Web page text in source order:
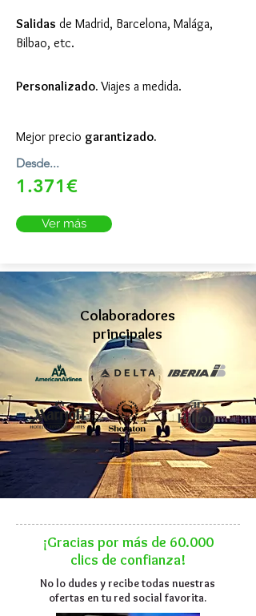
Salidas de Madrid, Barcelona, Malága,
Bilbao, etc.
Personalizado. Viajes a medida.
Mejor precio garantizado.
Desde...
1.371€
Ver más
Colaboradores
principales
¡Gracias por más de 60.000
clics de confianza!
No lo dudes y recibe todas nuestras
ofertas en tu red social favorita.